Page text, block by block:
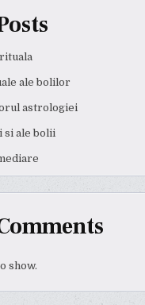
ale bolilor
astrologiei
si ale bolii
show.